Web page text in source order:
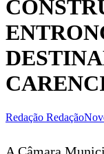
Redação Redação